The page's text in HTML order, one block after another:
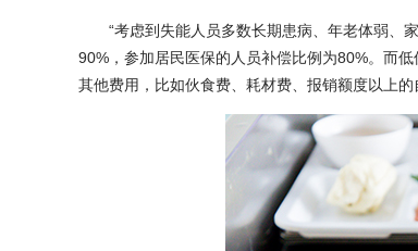
“考虑到失能人员多数长期患病、年老体弱、家
90%，参加居民医保的人员补偿比例为80%。而
其他费用，比如伙食费、耗材费、报销额度以上